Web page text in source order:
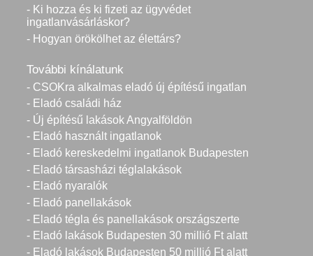
- Ki hozza és ki fizeti az ügyvédet
ingatlanvásárláskor?
- Hogyan örökölhet az élettárs?
További kínálatunk
- CSOKra alkalmas eladó új építésű ingatlan
- Eladó családi ház
- Új építésű lakások Angyalföldön
- Eladó használt ingatlanok
- Eladó kereskedelmi ingatlanok Budapesten
- Eladó társasházi téglalakások
- Eladó nyaralók
- Eladó panellakások
- Eladó tégla és panellakások országszerte
- Eladó lakások Budapesten 30 millió Ft alatt
- Eladó lakások Budapesten 50 millió Ft alatt